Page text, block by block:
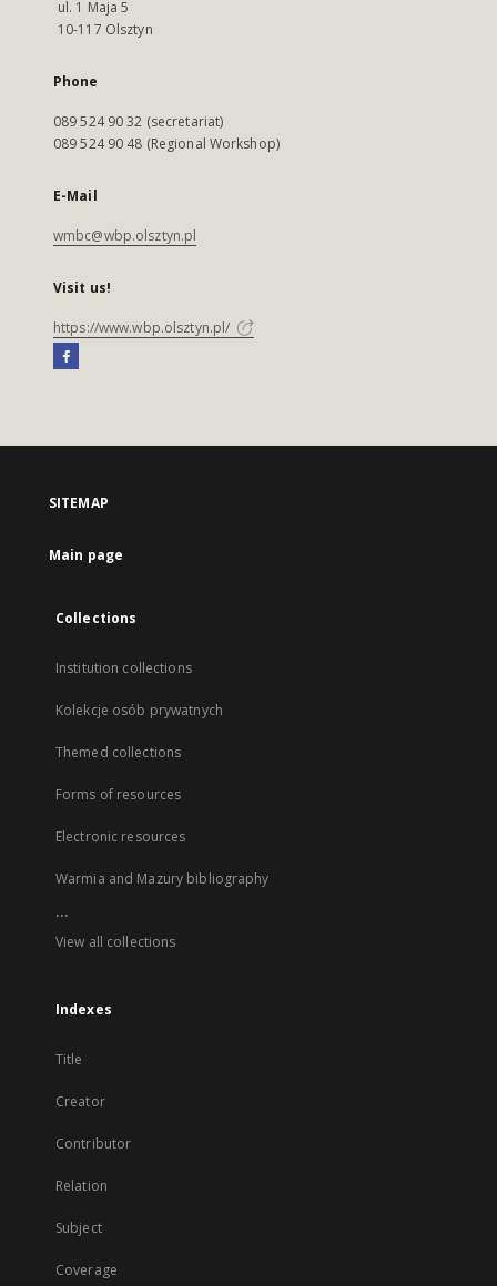
ul. 1 Maja 5
10-117 Olsztyn
Phone
089 524 90 32 (secretariat)
089 524 90 48 (Regional Workshop)
E-Mail
wmbc@wbp.olsztyn.pl
Visit us!
https://www.wbp.olsztyn.pl/
SITEMAP
Main page
Collections
Institution collections
Kolekcje osób prywatnych
Themed collections
Forms of resources
Electronic resources
Warmia and Mazury bibliography
...
View all collections
Indexes
Title
Creator
Contributor
Relation
Subject
Coverage